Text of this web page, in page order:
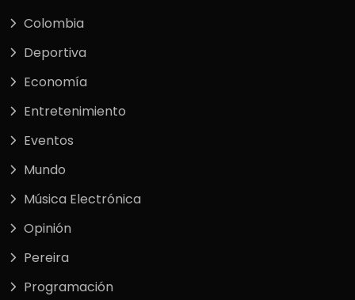
Colombia
Deportiva
Economía
Entretenimiento
Eventos
Mundo
Música Electrónica
Opinión
Pereira
Programación